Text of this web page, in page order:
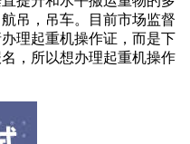
吊，吊车。目前市场监督
理起重机操作证，而是下
，所以想办理起重机操作